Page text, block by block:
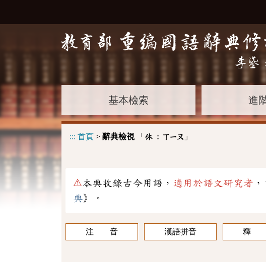
基本檢索 進
::: 首頁 > 辭典檢視「 休 : ㄒㄧㄡ 」
⚠本典收錄古今用語， 適用於語文研究者
典》。
注 音 漢語拼音 釋